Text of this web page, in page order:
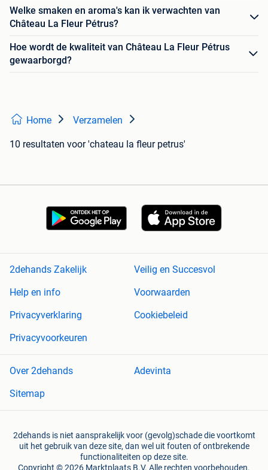
Welke smaken en aroma's kan ik verwachten van
Château La Fleur Pétrus?
Hoe wordt de kwaliteit van Château La Fleur Pétrus
gewaarborgd?
Home Verzamelen
10 resultaten voor 'chateau la fleur petrus'
2dehands Zakelijk
Veilig en Succesvol
Help en info
Voorwaarden
Privacyverklaring
Cookiebeleid
Privacyvoorkeuren
Over 2dehands
Adevinta
Sitemap
2dehands is niet aansprakelijk voor (gevolg)schade die voortkomt
uit het gebruik van deze site, dan wel uit fouten of ontbrekende
functionaliteiten op deze site.
Copyright © 2026 Marktplaats B.V. Alle rechten voorbehouden.